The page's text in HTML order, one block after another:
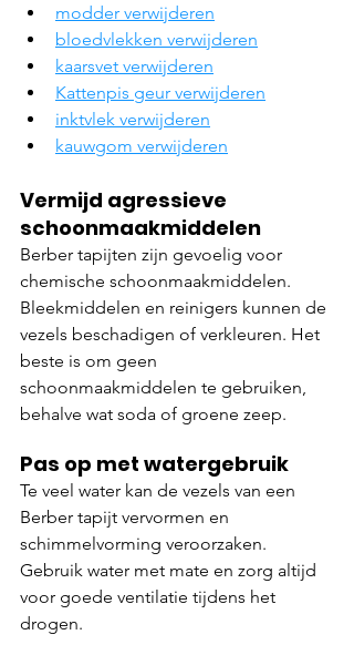
modder verwijderen
bloedvlekken verwijderen
kaarsvet verwijderen
Kattenpis geur verwijderen
inktvlek verwijderen
kauwgom verwijderen
Vermijd agressieve
schoonmaakmiddelen
Berber tapijten zijn gevoelig voor
chemische schoonmaakmiddelen.
Bleekmiddelen en reinigers kunnen de
vezels beschadigen of verkleuren. Het
beste is om geen
schoonmaakmiddelen te gebruiken,
behalve wat soda of groene zeep.
Pas op met watergebruik
Te veel water kan de vezels van een
Berber tapijt vervormen en
schimmelvorming veroorzaken.
Gebruik water met mate en zorg altijd
voor goede ventilatie tijdens het
drogen.